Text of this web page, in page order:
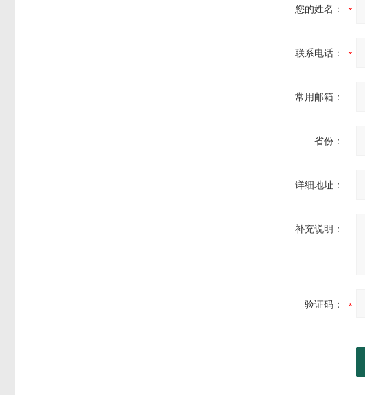
您的姓名：
联系电话：
常用邮箱：
省份：
详细地址：
补充说明：
验证码：